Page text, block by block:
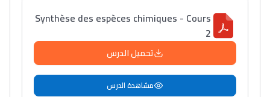
Synthèse des espèces chimiques - Cours
2
تحميل الدرس
مشاهدة الدرس